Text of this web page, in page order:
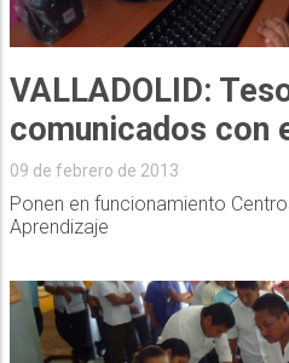
VALLADOLID:
comunicados con
09 de febrero de 2013
Ponen en funcionamiento
Aprendizaje